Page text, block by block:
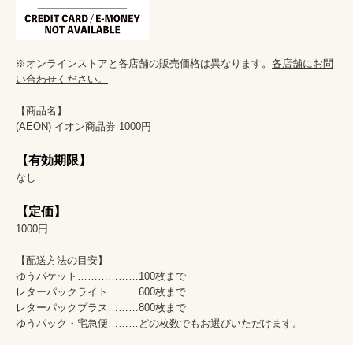
※オンラインストアと各店舗の販売価格は異なります。 各店舗にお問
い合わせください。
【商品名】
(AEON) イオン商品券 1000円
【有効期限】
なし
【定価】
1000円
【配送方法の目安】
ゆうパケット………………100枚まで
レターパックライト………600枚まで
レターパックプラス………800枚まで
ゆうパック・宅急便………どの枚数でもお選びいただけます。